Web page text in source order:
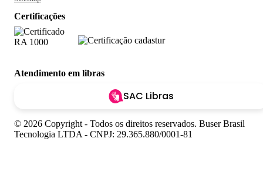
Certificações
Atendimento em libras
SAC Libras
© 2026 Copyright - Todos os direitos reservados. Buser Brasil
Tecnologia LTDA - CNPJ: 29.365.880/0001-81